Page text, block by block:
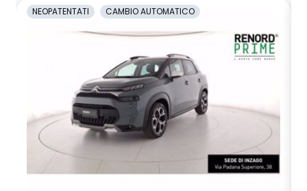
NEOPATENTATI CAMBIO AUTOMATICO